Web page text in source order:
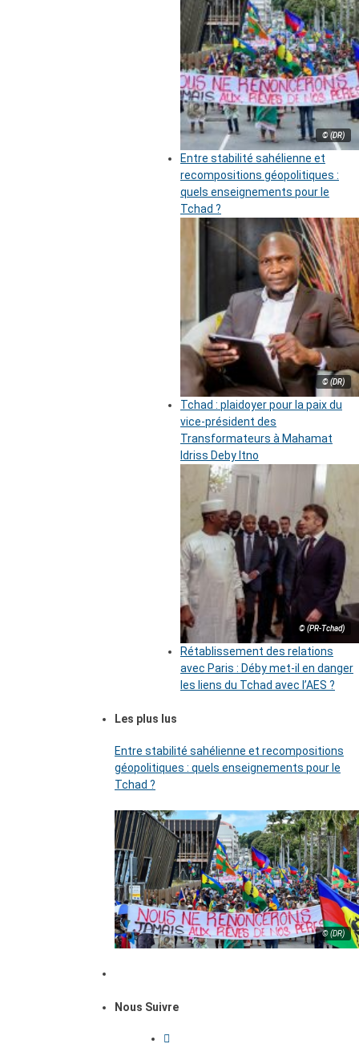
© (DR)
Entre stabilité sahélienne et
recompositions géopolitiques :
quels enseignements pour le
Tchad ?
© (DR)
Tchad : plaidoyer pour la paix du
vice-président des
Transformateurs à Mahamat
Idriss Deby Itno
© (PR-Tchad)
Rétablissement des relations
avec Paris : Déby met-il en danger
les liens du Tchad avec l’AES ?
Les plus lus
Entre stabilité sahélienne et recompositions
géopolitiques : quels enseignements pour le
Tchad ?
© (DR)
Nous Suivre